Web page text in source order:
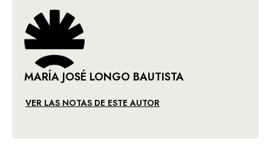
MARÍA JOSÉ LONGO BAUTISTA
VER LAS NOTAS DE ESTE AUTOR